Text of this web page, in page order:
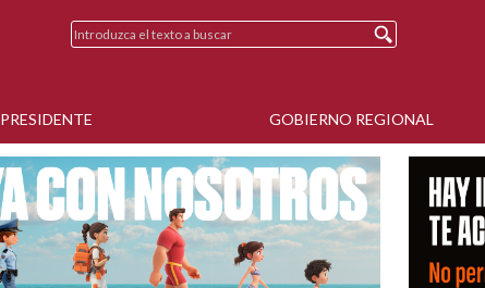
PRESIDENTE GOBIERNO REGIONAL